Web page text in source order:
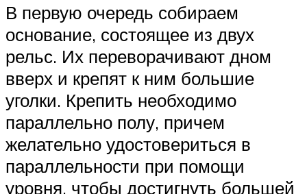
В первую очередь собираем
основание, состоящее из двух
рельс. Их переворачивают дном
вверх и крепят к ним большие
уголки. Крепить необходимо
параллельно полу, причем
желательно удостовериться в
параллельности при помощи
уровня, чтобы достигнуть большей